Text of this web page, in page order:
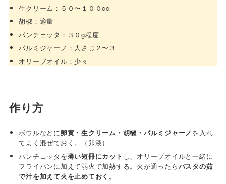
生クリーム：５０〜１００cc
胡椒：適量
パンチェッタ：３０g程度
パルミジャーノ：大さじ２〜３
オリーブオイル：少々
作り方
ボウルなどに卵黄・生クリーム・胡椒・パルミジャーノ を入れ
てよく混ぜておく。（卵液）
パンチェッタを薄い短冊にカット し、オリーブオイルと一緒に
フライパンに加えて弱火で加熱する。火が通ったらパスタの茹
で汁を加えて火を止めておく。